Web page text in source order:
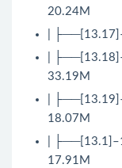
20.24M
|
|
33.19M
|
18.07M
|
17.91M